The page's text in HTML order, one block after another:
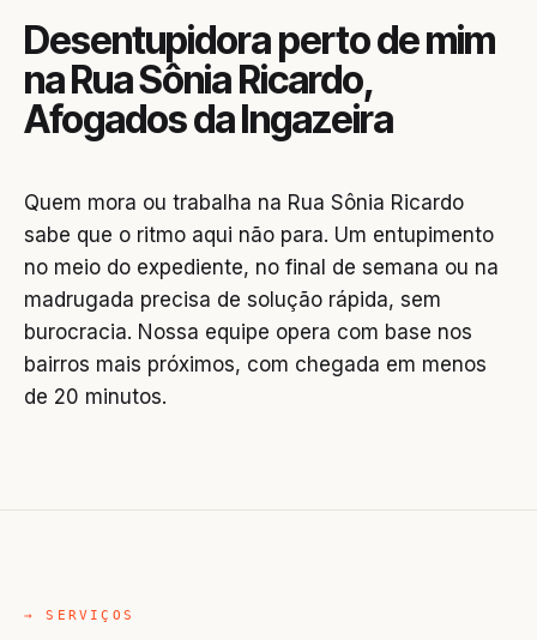
Desentupidora perto de mim
na Rua Sônia Ricardo,
Afogados da Ingazeira
Quem mora ou trabalha na Rua Sônia Ricardo
sabe que o ritmo aqui não para. Um entupimento
no meio do expediente, no final de semana ou na
madrugada precisa de solução rápida, sem
burocracia. Nossa equipe opera com base nos
bairros mais próximos, com chegada em menos
de 20 minutos.
→ SERVIÇOS